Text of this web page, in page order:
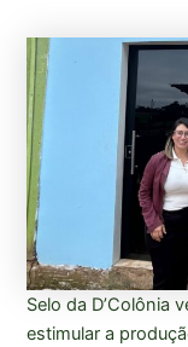
Selo da D’Colônia
estimular a